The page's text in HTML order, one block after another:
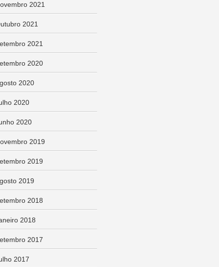
2021
2021
2021
2020
2020
2020
2020
2019
2019
2019
2018
2018
2017
2017